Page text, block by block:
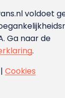
voldoet
Ga naar de
.
Cookies